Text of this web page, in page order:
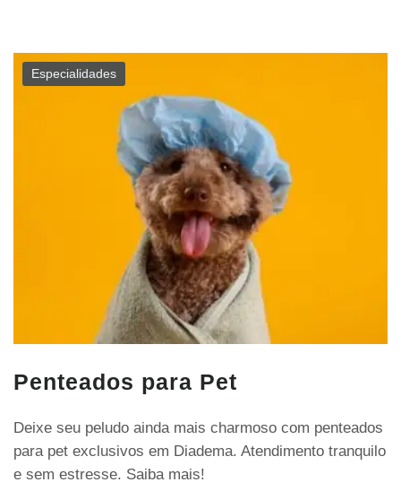
Especialidades
Penteados para Pet
Deixe seu peludo ainda mais charmoso com penteados
para pet exclusivos em Diadema. Atendimento tranquilo
e sem estresse. Saiba mais!